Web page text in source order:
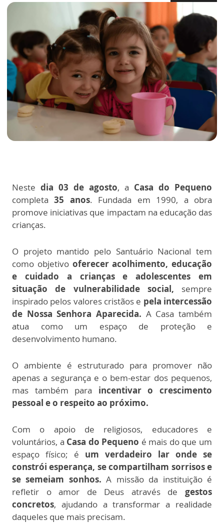
Neste dia 03 de agosto, a Casa do Pequeno
completa35 anos. Fundada em 1990, a obra
promove iniciativas que impactam na educação das
crianças.
O projeto mantido pelo Santuário Nacional tem
como objetivo oferecer acolhimento, educação
e cuidado a crianças e adolescentes em
situação de vulnerabilidade social, sempre
inspirado pelos valores cristãos e pela intercessão
de Nossa Senhora Aparecida. A Casa também
atua como um espaço de proteção e
desenvolvimento humano.
O ambiente é estruturado para promover não
apenas a segurança e o bem-estar dos pequenos,
mas também para incentivar o crescimento
pessoal e o respeito ao próximo.
Com o apoio de religiosos, educadores e
voluntários, a Casa do Pequeno é mais do que um
espaço físico; é um verdadeiro lar onde se
constrói esperança, se compartilham sorrisos e
se semeiam sonhos.A missão da instituição é
refletir o amor de Deus através de gestos
concretos, ajudando a transformar a realidade
daqueles que mais precisam.